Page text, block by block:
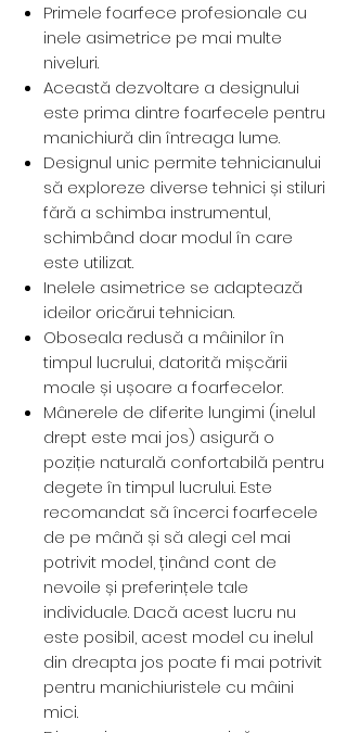
Primele foarfece profesionale cu
inele asimetrice pe mai multe
niveluri.
Această dezvoltare a designului
este prima dintre foarfecele pentru
manichiură din întreaga lume.
Designul unic permite tehnicianului
să exploreze diverse tehnici și stiluri
fără a schimba instrumentul,
schimbând doar modul în care
este utilizat.
Inelele asimetrice se adaptează
ideilor oricărui tehnician.
Oboseala redusă a mâinilor în
timpul lucrului, datorită mișcării
moale și ușoare a foarfecelor.
Mânerele de diferite lungimi (inelul
drept este mai jos) asigură o
poziție naturală confortabilă pentru
degete în timpul lucrului. Este
recomandat să încerci foarfecele
de pe mână și să alegi cel mai
potrivit model, ținând cont de
nevoile și preferințele tale
individuale. Dacă acest lucru nu
este posibil, acest model cu inelul
din dreapta jos poate fi mai potrivit
pentru manichiuristele cu mâini
mici.